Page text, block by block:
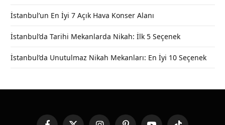
İstanbul’un En İyi 7 Açık Hava Konser Alanı
İstanbul’da Tarihi Mekanlarda Nikah: İlk 5 Seçenek
İstanbul’da Unutulmaz Nikah Mekanları: En İyi 10 Seçenek